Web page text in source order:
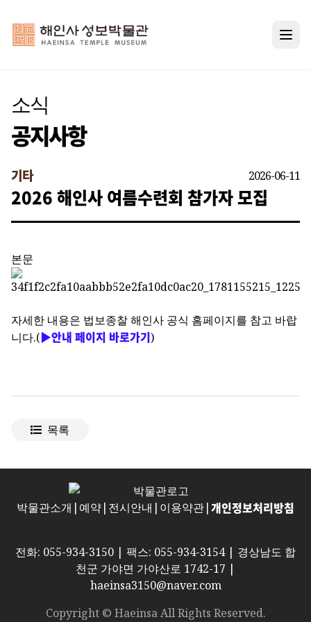
메뉴
소식
공지사항
기타 2026-06-11
2026 해인사 여름수련회 참가자 모집
본문
자세한 내용은 법보종찰 해인사 공식 홈페이지를 참고 바랍
니다.(▶안내 페이지 바로가기)
목록
박물관소개 | 예약| 전시안내 | 이용약관|개인정보처리방침
전화: 055-934-3150 | 팩스: 055-934-3154 | 경상남도 합
천군 가야면 가야산로 1742-17 |
haeinsa3150@naver.com
Copyright © Haeinsa All Rights Reserved.